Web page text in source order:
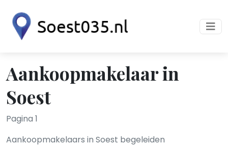
Aankoopmakelaar in
Soest
Pagina 1
Aankoopmakelaars in Soest begeleiden